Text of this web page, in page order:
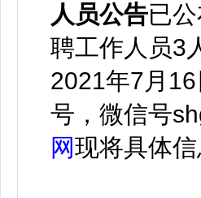
人员公告已
聘工作人员3
2021年7月16
号，微信号
网现将具体信